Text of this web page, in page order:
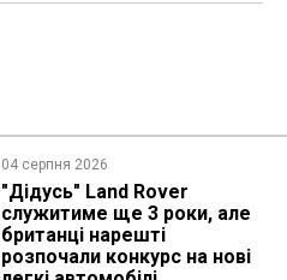
04 серпня 2026
"Дідусь" Land Rover
служитиме ще 3 роки, але
британці нарешті
розпочали конкурс на нові